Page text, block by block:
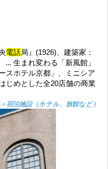
電話局』(1926)、建築家：
生まれ変わる「新風館」
スホテル京都」、ミニシア
じめとした全20店舗の商業
宿泊施設（ホテル、旅館など）